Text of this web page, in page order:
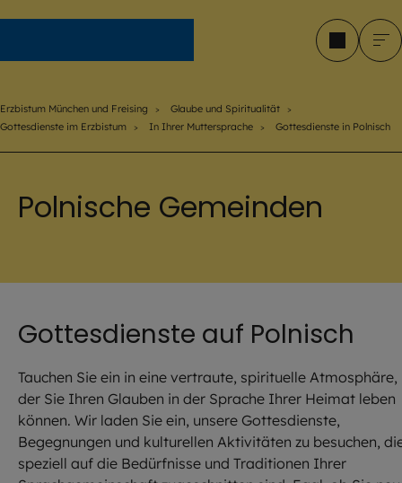
Erzbistum München und Freising
Glaube und Spiritualität
Gottesdienste im Erzbistum
In Ihrer Muttersprache Gottesdienste in Polnisch
Polnische Gemeinden
Gottesdienste auf Polnisch
Tauchen Sie ein in eine vertraute, spirituelle Atmosphäre,
der Sie Ihren Glauben in der Sprache Ihrer Heimat leben
können. Wir laden Sie ein, unsere Gottesdienste,
Begegnungen und kulturellen Aktivitäten zu besuchen,
speziell auf die Bedürfnisse und Traditionen Ihrer